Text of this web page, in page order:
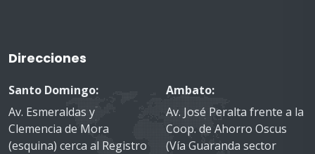
Direcciones
Santo Domingo:
Av. Esmeraldas y
Clemencia de Mora
(esquina) cerca al Registro
Ambato:
Av. José Peralta frente a la
Coop. de Ahorro Oscus
(Vía Guaranda sector